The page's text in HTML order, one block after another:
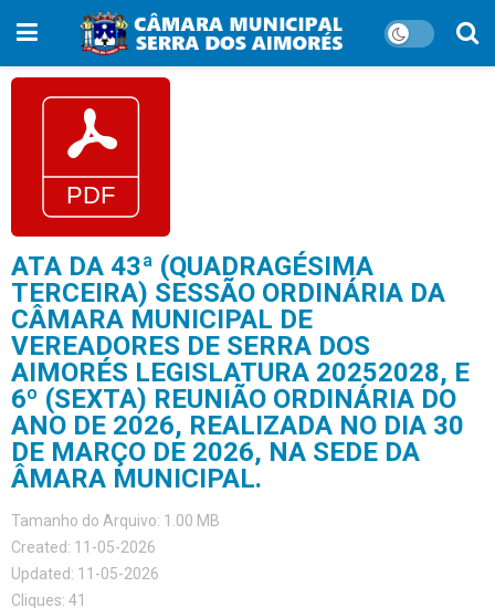
ATA DA 43ª (QUADRAGÉSIMA
TERCEIRA) SESSÃO ORDINÁRIA DA
CÂMARA MUNICIPAL DE
VEREADORES DE SERRA DOS
AIMORÉS LEGISLATURA 20252028, E
6º (SEXTA) REUNIÃO ORDINÁRIA DO
ANO DE 2026, REALIZADA NO DIA 30
DE MARÇO DE 2026, NA SEDE DA
ÂMARA MUNICIPAL.
Tamanho do Arquivo: 1.00 MB
Created: 11-05-2026
Updated: 11-05-2026
Cliques: 41